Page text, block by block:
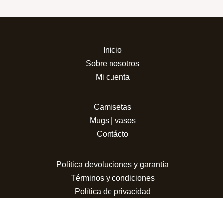
Inicio
Sobre nosotros
Mi cuenta
Camisetas
Mugs | vasos
Contácto
Política devoluciones y garantía
Términos y condiciones
Política de privacidad